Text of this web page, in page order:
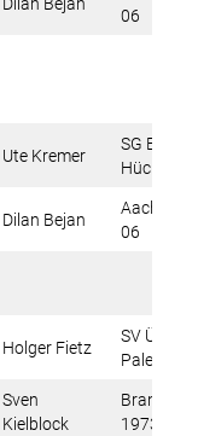
06
Ute Kremer
SG
Dilan Bejan
Aachener
06
Holger Fietz
SV Übach-
Palenberg
Sven
Kielblock
Brander
1973 e.V.